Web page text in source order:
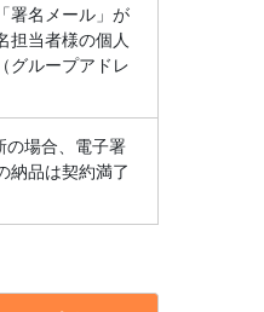
署名メール」が
担当者様の個人
グループアドレ
場合、電子署
納品は契約満了